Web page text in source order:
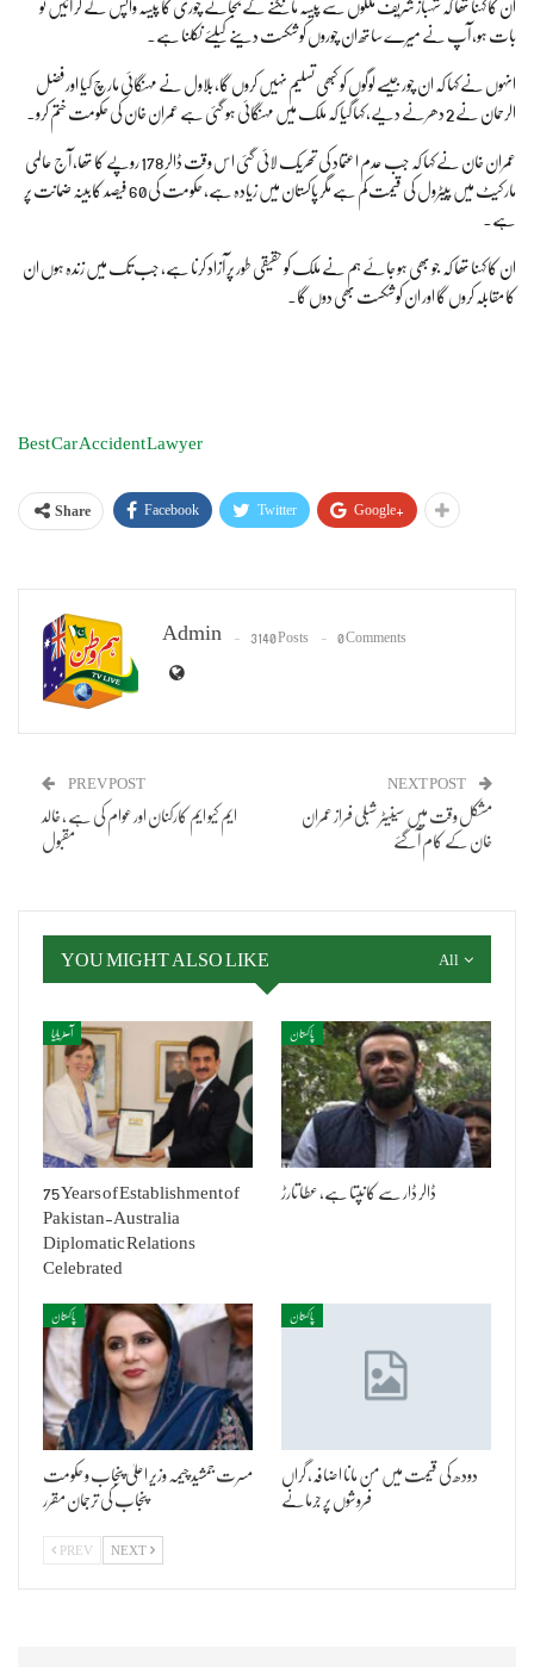
بات ہو، آپ نے میرے ساتھ ان چوروں کو شکست دینے کیلئے نکلنا ہے۔
انہوں نے کہا کہ ان چور جیسے لوگوں کو کبھی تسلیم نہیں کروں گا، بلاول نے مہنگائی مارچ کیا اور فضل
الرحمان نے 2 دھرنے دیے، کہا گیا کہ ملک میں مہنگائی ہو گئی ہے عمران خان کی حکومت ختم کرو۔
عمران خان نے کہا کہ جب عدم اعتماد کی تحریک لائی گئی اس وقت ڈالر 178 روپے کا تھا، آج عالمی
مارکیٹ میں پیٹرول کی قیمت کم ہے مگر پاکستان میں زیادہ ہے، حکومت کی 60 فیصد کابینہ ضمانت پر
ہے۔
ان کا کہنا تھا کہ جو بھی ہو جائے ہم نے ملک کو حقیقی طور پر آزاد کرنا ہے، جب تک میں زندہ ہوں ان
کا مقابلہ کروں گا اور ان کو شکست بھی دوں گا۔
Best Car Accident Lawyer
Share Facebook Twitter Google+
Admin 3140 Posts 0 Comments
PREV POST
ایم کیو ایم کارکنان اور عوام کی ہے ، خالد
مقبول
NEXT POST
مشکل وقت میں سینیٹر شبلی فراز عمران
خان کے کام آگئے
All
YOU MIGHT ALSO LIKE
آسٹریلیا
75 Years of Establishment of
Pakistan-Australia
Diplomatic Relations
Celebrated
پاکستان
ڈالر ڈار سے کانپتا ہے، عطا تارڑ
پاکستان
مسرت جمشید چیمہ وزیر اعلیٰ پنجاب و حکومت
پنجاب کی ترجمان مقرر
پاکستان
دودھ کی قیمت میں من مانا اضافہ، گراں
فروشوں پر جرمانے
PREV NEXT